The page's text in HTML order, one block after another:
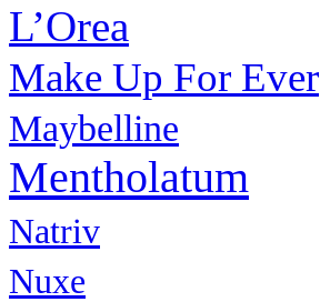
L’Orea
Make Up For Ever
Maybelline
Mentholatum
Natriv
Nuxe